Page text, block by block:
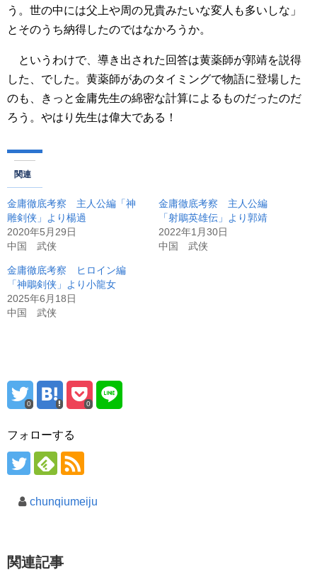
う。世の中には父上や周の兄貴みたいな変人も多いしな」
とそのうち納得したのではなかろうか。
というわけで、導き出された回答は黄薬師が郭靖を説得
した、でした。黄薬師があのタイミングで物語に登場した
のも、きっと金庸先生の綿密な計算によるものだったのだ
ろう。やはり先生は偉大である！
関連
金庸徹底考察 主人公編「神
雕剣侠」より楊過
2020年5月29日
中国 武侠
金庸徹底考察 主人公編
「射鵰英雄伝」より郭靖
2022年1月30日
中国 武侠
金庸徹底考察 ヒロイン編
「神鵰剣侠」より小龍女
2025年6月18日
中国 武侠
0 0
フォローする
chunqiumeiju
関連記事